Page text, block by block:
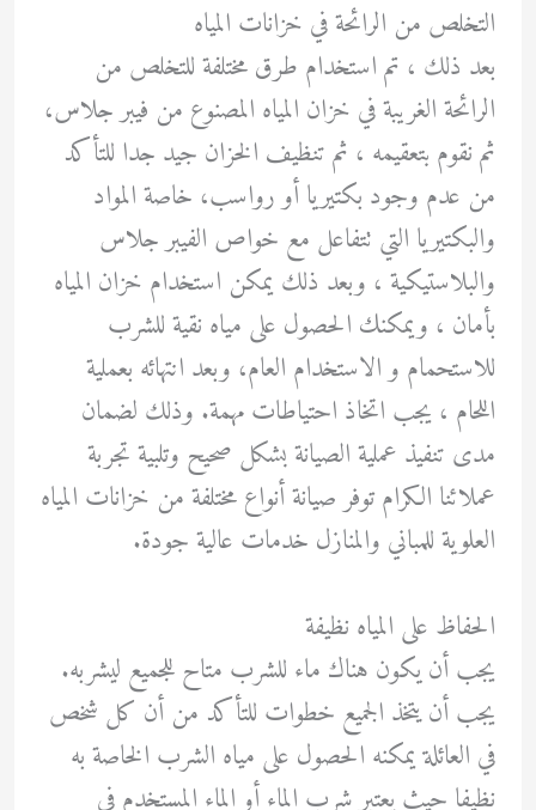
التخلص من الرائحة في خزانات المياه
بعد ذلك ، تم استخدام طرق مختلفة للتخلص من
الرائحة الغريبة في خزان المياه المصنوع من فيبر جلاس،
ثم نقوم بتعقيمه ، ثم تنظيف الخزان جيد جدا للتأكد
من عدم وجود بكتيريا أو رواسب، خاصة المواد
والبكتيريا التي تتفاعل مع خواص الفيبر جلاس
والبلاستيكية ، وبعد ذلك يمكن استخدام خزان المياه
بأمان ، ويمكنك الحصول على مياه نقية للشرب
للاستحمام و الاستخدام العام، وبعد انتهائه بعملية
اللحام ، يجب اتخاذ احتياطات مهمة. وذلك لضمان
مدى تنفيذ عملية الصيانة بشكل صحيح وتلبية تجربة
عملائنا الكرام توفر صيانة أنواع مختلفة من خزانات المياه
العلوية للمباني والمنازل خدمات عالية جودة.
الحفاظ على المياه نظيفة
يجب أن يكون هناك ماء للشرب متاح للجميع ليشربه.
يجب أن يتخذ الجميع خطوات للتأكد من أن كل شخص
في العائلة يمكنه الحصول على مياه الشرب الخاصة به
نظيفا حيث يعتبر شرب الماء أو الماء المستخدم في